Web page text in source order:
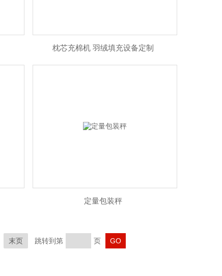
枕芯充棉机 羽绒填充设备定制
定量包装秤
末页 跳转到第 页